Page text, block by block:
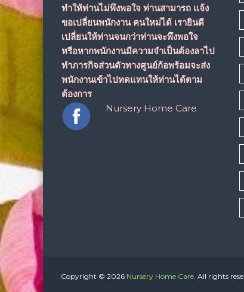
ทำให้ท่านไม่พึงพอใจ ท่านสามารถ แจ้ง
ขอเปลี่ยนพนักงานคนใหม่ได้ เรายินดี
เปลี่ยนให้ท่านจนกว่าท่านจะพึงพอใจ
หรือหากพนักงานมีความจำเป็นต้องลาไป
ทำภารกิจส่วนตัวทางศูนย์ก้อพร้อมจะส่ง
พนักงานเข้าไปทดแทนให้ท่านได้ตาม
ต้องการ
Nursery Home Care
Copyright © 2026 Nursery Home Care . All rights